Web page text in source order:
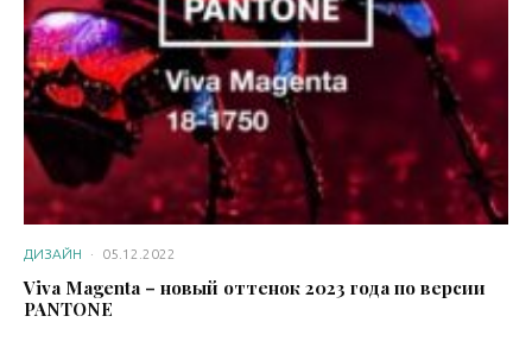
ДИЗАЙН · 05.12.2022
Viva Magenta – новый оттенок 2023 года по версии
PANTONE